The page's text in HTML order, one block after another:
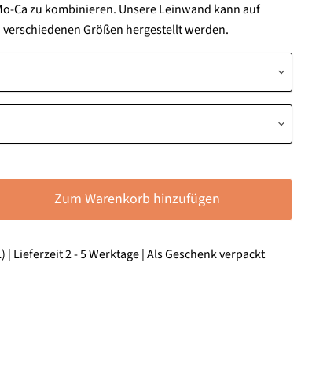
Ca zu kombinieren. Unsere Leinwand kann auf
Größen hergestellt werden.
Zum Warenkorb hinzufügen
Lieferzeit 2 - 5 Werktage | Als Geschenk verpackt